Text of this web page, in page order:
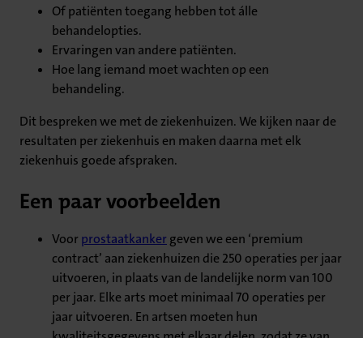
Of patiënten toegang hebben tot álle
behandelopties.
Ervaringen van andere patiënten.
Hoe lang iemand moet wachten op een
behandeling.
Dit bespreken we met de ziekenhuizen. We kijken naar de
resultaten per ziekenhuis en maken daarna met elk
ziekenhuis goede afspraken.
Een paar voorbeelden
Voor prostaatkanker geven we een ‘premium
contract’ aan ziekenhuizen die 250 operaties per jaar
uitvoeren, in plaats van de landelijke norm van 100
per jaar. Elke arts moet minimaal 70 operaties per
jaar uitvoeren. En artsen moeten hun